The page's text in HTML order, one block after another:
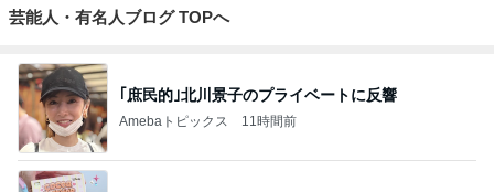
芸能人・有名人ブログ TOPへ
｢庶民的｣北川景子のプライベートに反響
Amebaトピックス 11時間前